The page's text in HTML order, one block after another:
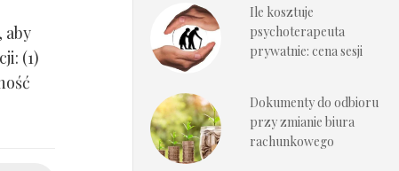
aby
(1)
Ile kosztuje
psychoterapeuta
prywatnie: cena sesji
Dokumenty do odbioru
przy zmianie biura
rachunkowego